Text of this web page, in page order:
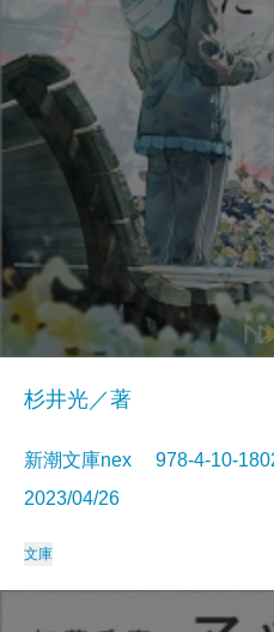
杉井光／著
新潮文庫nex 978-4-10-
2023/04/26
文庫